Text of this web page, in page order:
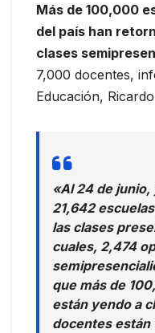
Más de 100,000
del país han
clases
7,000 docentes,
Educación,
«Al 24 de junio,
21,642
las clases
cuales, 2,474
que más de
están yendo a
docentes están